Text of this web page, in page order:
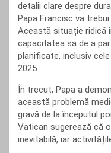
detalii clare despre
Papa Francisc va
Această situație ridică
capacitatea sa de a
planificate, inclusiv
2025.
În trecut, Papa a
această problemă
gravă de la începutul
Vatican sugerează că
inevitabilă, iar